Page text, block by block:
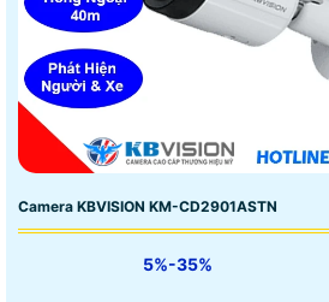
Camera KBVISION KM-CD2901ASTN
5%-35%